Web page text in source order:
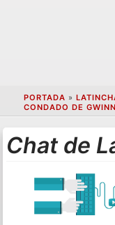
PORTADA »
CONDADO DE
Chat de